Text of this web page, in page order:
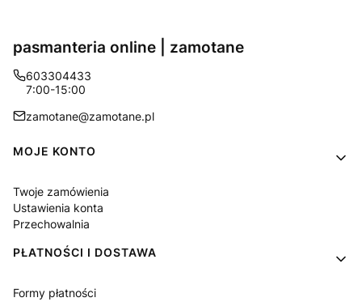
pasmanteria online | zamotane
603304433
7:00-15:00
zamotane@zamotane.pl
Linki w stopce
MOJE KONTO
Twoje zamówienia
Ustawienia konta
Przechowalnia
PŁATNOŚCI I DOSTAWA
Formy płatności